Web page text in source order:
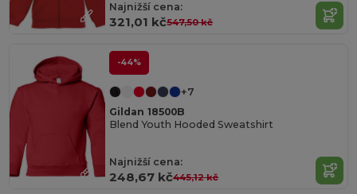
Najnižší cena:
321,01 kč547,50 kč
-44%
+7
Gildan 18500B
Blend Youth Hooded Sweatshirt
Najnižší cena:
248,67 kč445,12 kč